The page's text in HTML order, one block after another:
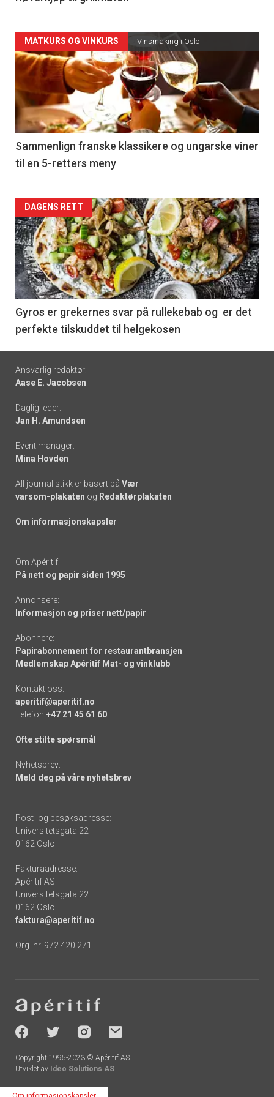
Forsiden
akkurat
nå
-
5
MATKURS OG VINKURS Vinsmaking i Oslo
Sammenlign franske klassikere og ungarske viner
til en 5-retters meny
Forsiden
akkurat
nå
-
6
DAGENS RETT
Gyros er grekernes svar på rullekebab og er det
perfekte tilskuddet til helgekosen
Footer
-
links
Ansvarlig redaktør:
Aase E. Jacobsen
Daglig leder:
Jan H. Amundsen
Event manager:
Mina Hovden
All journalistikk er basert på Vær
varsom-plakaten og Redaktørplakaten
Om informasjonskapsler
Om Apéritif:
På nett og papir siden 1995
Annonsere:
Informasjon og priser nett/papir
Abonnere:
Papirabonnement for restaurantbransjen
Medlemskap Apéritif Mat- og vinklubb
Kontakt oss:
aperitif@aperitif.no
Telefon +47 21 45 61 60
Ofte stilte spørsmål
Nyhetsbrev:
Meld deg på våre nyhetsbrev
Post- og besøksadresse:
Universitetsgata 22
0162 Oslo
Fakturaadresse:
Apéritif AS
Universitetsgata 22
0162 Oslo
faktura@aperitif.no
Org. nr. 972 420 271
-
socials
Copyright 1995-2023 © Apéritif AS
Utviklet av Ideo Solutions AS